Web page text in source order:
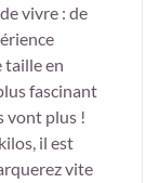
vivre : de
taille en
fascinant
vont plus !
il est
vite